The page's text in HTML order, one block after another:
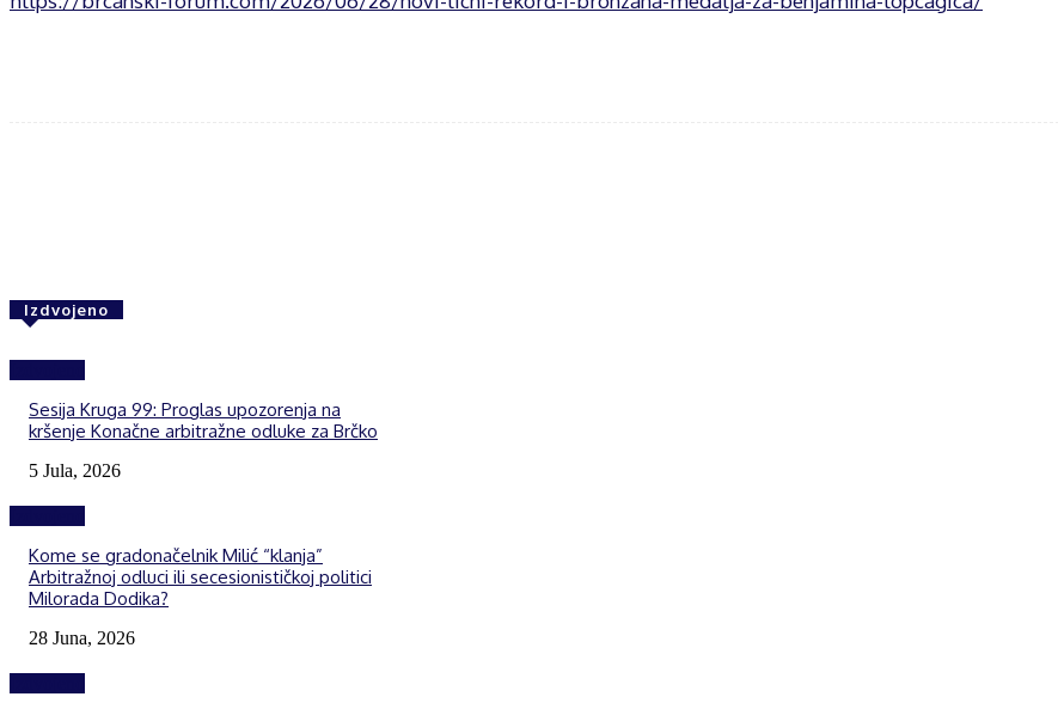
Izdvojeno
Sesija Kruga 99: Proglas upozorenja na
kršenje Konačne arbitražne odluke za Brčko
5 Jula, 2026
Kome se gradonačelnik Milić “klanja”
Arbitražnoj odluci ili secesionističkoj politici
Milorada Dodika?
28 Juna, 2026